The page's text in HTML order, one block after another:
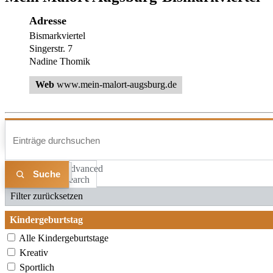
Adresse
Bismarkviertel
Singerstr. 7
Nadine Thomik
Web www.mein-malort-augsburg.de
Advanced
Search
Liste Karte
Filter zurücksetzen
Kindergeburtstag
Alle Kindergeburtstage
Kreativ
Sportlich